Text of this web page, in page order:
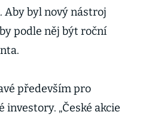
Aby byl nový nástroj
podle něj být roční
především pro
„České akcie